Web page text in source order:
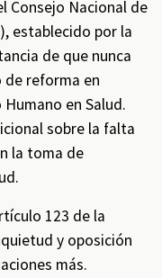
Consejo Nacional de
establecido por la
de que nunca
reforma en
en Salud.
sobre la falta
la toma de
123 de la
y oposición
más.